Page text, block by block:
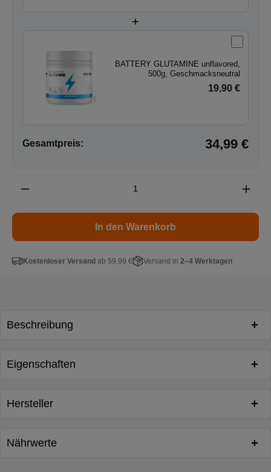
+
BATTERY GLUTAMINE unflavored,
500g, Geschmacksneutral
19,90 €
Gesamtpreis: 34,99 €
In den Warenkorb
Kostenloser Versand ab 59,99 € Versand in 2–4 Werktagen
Beschreibung
Eigenschaften
Hersteller
Nährwerte